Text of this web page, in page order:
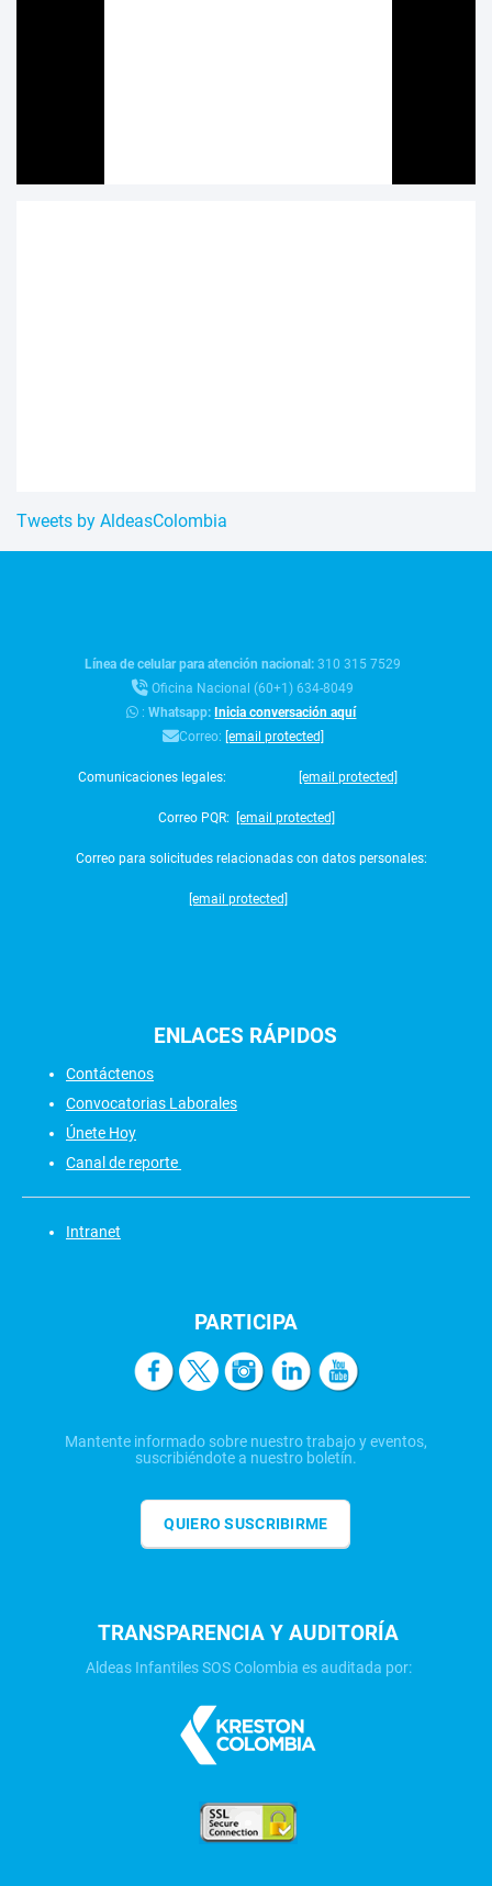
Tweets by AldeasColombia
Línea de celular para atención nacional:310 315 7529
Oficina Nacional (60+1) 634-8049
:Whatsapp:Inicia conversación aquí
Correo: [email protected]
Comunicaciones legales: [email protected]
Correo PQR: [email protected]
Correo para solicitudes relacionadas con datos personales:
[email protected]
ENLACES RÁPIDOS
Contáctenos
Convocatorias Laborales
Únete Hoy
Canal de reporte
Intranet
PARTICIPA
Mantente informado sobre nuestro trabajo y eventos,
suscribiéndote a nuestro boletín.
QUIERO SUSCRIBIRME
TRANSPARENCIA Y AUDITORÍA
Aldeas Infantiles SOS Colombia es auditada por: